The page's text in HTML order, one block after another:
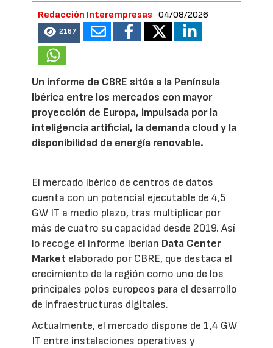
Redacción Interempresas 04/08/2026
2167
Un informe de CBRE sitúa a la Península
Ibérica entre los mercados con mayor
proyección de Europa, impulsada por la
inteligencia artificial, la demanda cloud y la
disponibilidad de energía renovable.
El mercado ibérico de centros de datos
cuenta con un potencial ejecutable de 4,5
GW IT a medio plazo, tras multiplicar por
más de cuatro su capacidad desde 2019. Así
lo recoge el informe Iberian Data Center
Market elaborado por CBRE, que destaca el
crecimiento de la región como uno de los
principales polos europeos para el desarrollo
de infraestructuras digitales.
Actualmente, el mercado dispone de 1,4 GW
IT entre instalaciones operativas y